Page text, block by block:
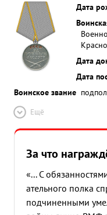
Дата
Дата
Дата
Воинское звание
Ещё
За что
«... С
ательного полка
подчиненными